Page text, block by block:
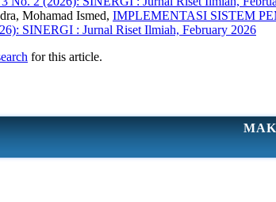
Mohamad Ismed, IMPLEMENTASI SISTEM
SINERGI : Jurnal Riset Ilmiah, February 2026
for this article.